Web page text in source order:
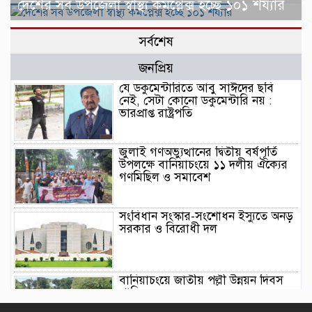
দেশের সব উপজেলা স্বাস্থ্য কমপ্লেক্স হচ্ছে ১০১ শয্যার
সর্বশেষ
জনপ্রিয়
যে ডকুমেন্টারিতে আবু সাঈদের ছবি
নেই, সেটা কোনো ডকুমেন্টারি নয় :
ভারপ্রাপ্ত রাষ্ট্রপতি
জুলাই গণঅভ্যুত্থানের দ্বিতীয় বর্ষপূর্তি
উপলক্ষে বানিয়াচংয়ে ১১ দলীয় ঐক্যের
গণমিছিল ও সমাবেশ
সংবিধান সংস্কার-সংশোধন ইস্যুতে অনড়
সরকার ও বিরোধী দল
বানিয়াচংয়ে জাতীয় পল্লী উন্নয়ন দিবস
পালিত